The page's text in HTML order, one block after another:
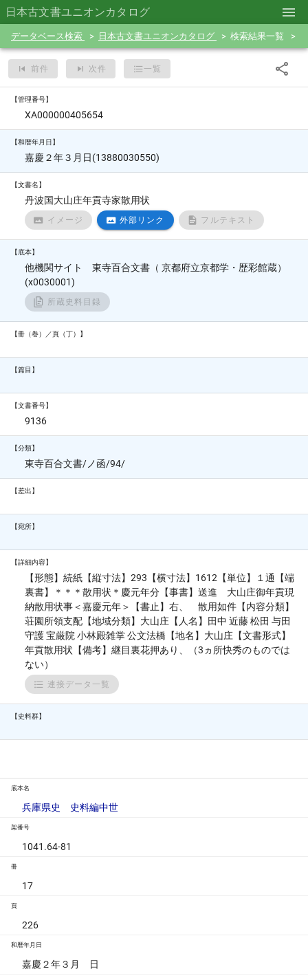
日本古文書ユニオンカタログ
データベース検索 日本古文書ユニオンカタログ 検索結果一覧
前件 次件 一覧
【管理番号】
XA000000405654
【和暦年月日】
嘉慶２年３月日(13880030550)
【文書名】
丹波国大山庄年貢寺家散用状
イメージ 外部リンク フルテキスト
【底本】
他機関サイト 東寺百合文書（ 京都府立京都学・歴彩館蔵）
(x0030001)
所蔵史料目録
【冊（巻）／頁（丁）】
【篇目】
【文書番号】
9136
【分類】
東寺百合文書/ノ函/94/
【差出】
【宛所】
【詳細内容】
【形態】続紙【縦寸法】293【横寸法】1612【単位】１通【端
裏書】＊＊＊散用状＊慶元年分【事書】送進 大山庄御年貢現
納散用状事＜嘉慶元年＞【書止】右、 散用如件【内容分類】
荘園所領支配【地域分類】大山庄【人名】田中 近藤 松田 与田
守護 宝厳院 小林殿雑掌 公文法橋【地名】大山庄【文書形式】
年貢散用状【備考】継目裏花押あり、（3ヵ所快秀のものでは
ない）
連接データ一覧
【史料群】
底本名
兵庫県史 史料編中世
架番号
1041.64-81
冊
17
頁
226
和暦年月日
嘉慶２年３月 日